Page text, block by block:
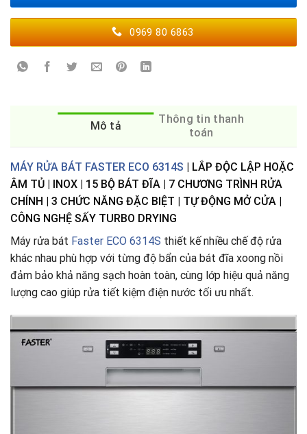
0969 80 6863
Mô tả
Thông tin thanh
toán
MÁY RỬA BÁT FASTER ECO 6314S | LẮP ĐỘC LẬP HOẶC
ÂM TỦ | INOX | 15 BỘ BÁT ĐĨA | 7 CHƯƠNG TRÌNH RỬA
CHÍNH | 3 CHỨC NĂNG ĐẶC BIỆT | TỰ ĐỘNG MỞ CỬA |
CÔNG NGHỆ SẤY TURBO DRYING
Máy rửa bát Faster ECO 6314S thiết kế nhiều chế độ rửa
khác nhau phù hợp với từng độ bẩn của bát đĩa xoong nồi
đảm bảo khả năng sạch hoàn toàn, cùng lớp hiệu quả năng
lượng cao giúp rửa tiết kiệm điện nước tối ưu nhất.